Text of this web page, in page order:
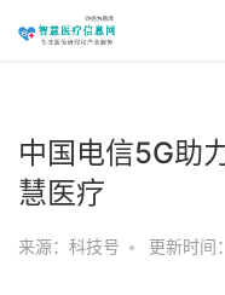
中国电信5G助
慧医疗
来源：科技号 • 更新时间